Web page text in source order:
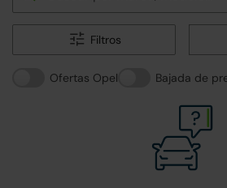
Filtros
Ofertas Opel Bajada de